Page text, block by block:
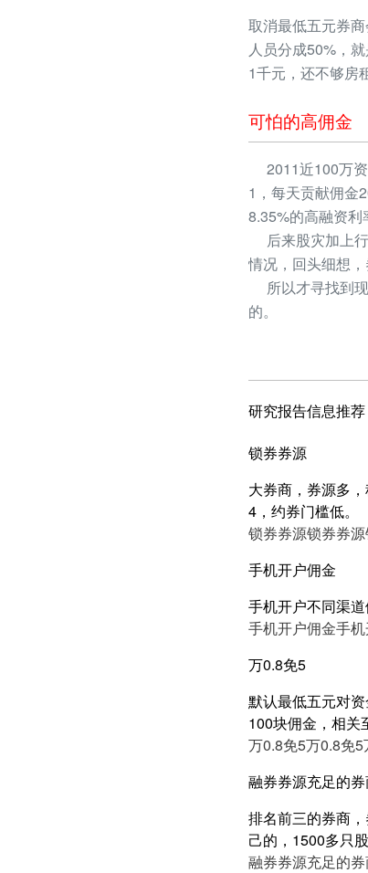
取消最低五元券
人员分成50%，
1千元，还不够房
可怕的高佣金
2011近100万资
1，每天贡献佣金
8.35%的高融资
后来股灾加上
情况，回头细想
所以才寻找到现
的。
研究报告信息推
锁券券源
大券商，券源多
4，约券门槛低。
锁券券源锁券券源
手机开户佣金
手机开户不同渠
手机开户佣金手
万0.8免5
默认最低五元对
100块佣金，相关
万0.8免5万0.8免5
融券券源充足的
排名前三的券商
己的，1500多只
融券券源充足的